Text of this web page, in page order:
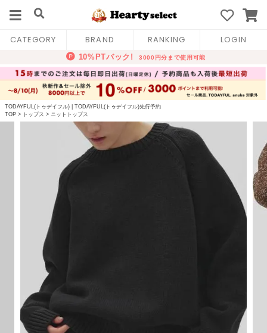
CATEGORY BRAND RANKING LOGIN
TODAYFUL(トゥデイフル)
TODAYFUL(トゥデイフル)先行予約
TOP > トップス > ニットトップス